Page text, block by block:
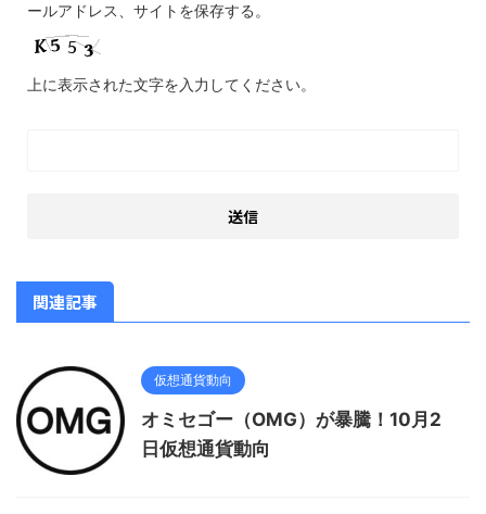
ールアドレス、サイトを保存する。
上に表示された文字を入力してください。
関連記事
仮想通貨動向
オミセゴー（OMG）が暴騰！10月2
日仮想通貨動向